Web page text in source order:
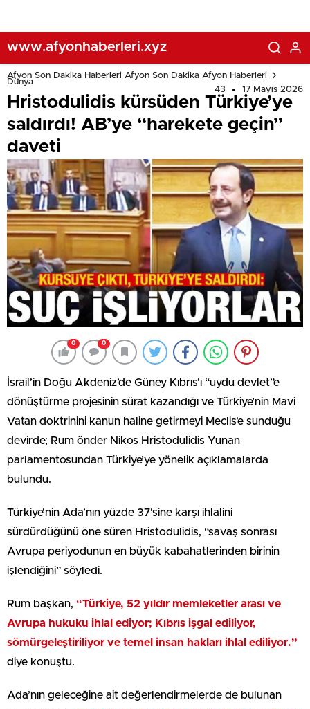
www.afyonhaberleri.xyz
Afyon Son Dakika Haberleri Afyon Son Dakika Afyon Haberleri
Dünya
43
17 Mayıs 2026
Hristodulidis kürsüden Türkiye’ye
saldırdı! AB’ye “harekete geçin”
daveti
0 0
İsrail’in Doğu Akdeniz’de Güney Kıbrıs’ı “uydu devlet”e
dönüştürme projesinin sürat kazandığı ve Türkiye’nin Mavi
Vatan doktrinini kanun haline getirmeyi Meclis’e sunduğu
devirde; Rum önder Nikos Hristodulidis Yunan
parlamentosundan Türkiye’ye yönelik açıklamalarda
bulundu.
Türkiye’nin Ada’nın yüzde 37’sine karşı ihlalini
sürdürdüğünü öne süren Hristodulidis, “savaş sonrası
Avrupa periyodunun en büyük kabahatlerinden birinin
işlendiğini” söyledi.
Rum başkan, “Türkiye, 52 yıldır memleketler arası ve
Avrupa hukuku ihlal ediyor; Kıbrıs işgal ediliyor,
sömürgeleştiriliyor ve temel insan hakları ihlal ediliyor.”
diye konuştu.
Ada’nın geleceğine ait değerlendirmelerde de bulunan